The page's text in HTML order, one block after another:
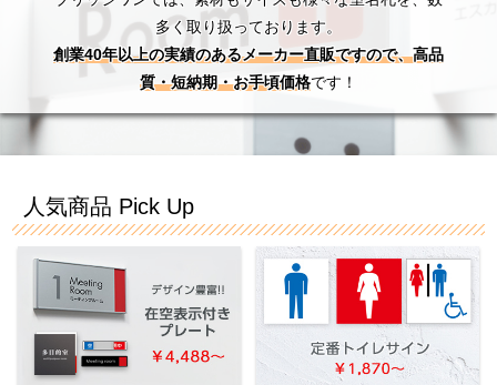
多く取り扱っております。
創業40年以上の実績のあるメーカー直販ですので、高品
質・短納期・お手頃価格です！
人気商品 Pick Up